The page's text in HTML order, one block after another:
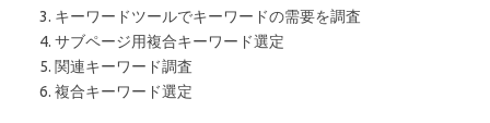
キーワードツールでキーワードの需要を調査
サブページ用複合キーワード選定
関連キーワード調査
複合キーワード選定